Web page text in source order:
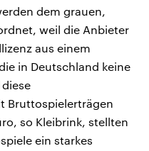
dem grauen,
weil die Anbieter
aus einem
in Deutschland keine
Bruttospielerträgen
so Kleibrink, stellten
ein starkes